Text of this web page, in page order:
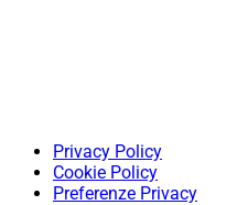
Privacy Policy
Cookie Policy
Preferenze Privacy